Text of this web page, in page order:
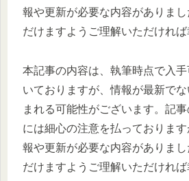
報や更新が必要な内容がありま
だけますようご理解いただければ
本記事の内容は、執筆時点で入
いておりますが、情報が最新で
まれる可能性がございます。記
には細心の注意を払っておりま
報や更新が必要な内容がありま
だけますようご理解いただければ